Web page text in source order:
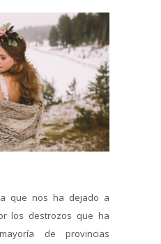
que nos ha dejado a
los destrozos que ha
de provincias